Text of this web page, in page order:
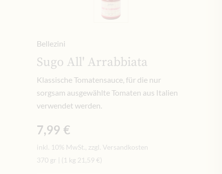
Bellezini
Sugo All' Arrabbiata
Klassische Tomatensauce, für die nur
sorgsam ausgewählte Tomaten aus Italien
verwendet werden.
7,99 €
inkl. 10% MwSt., zzgl. Versandkosten
370 gr
(1 kg 21,59 €)